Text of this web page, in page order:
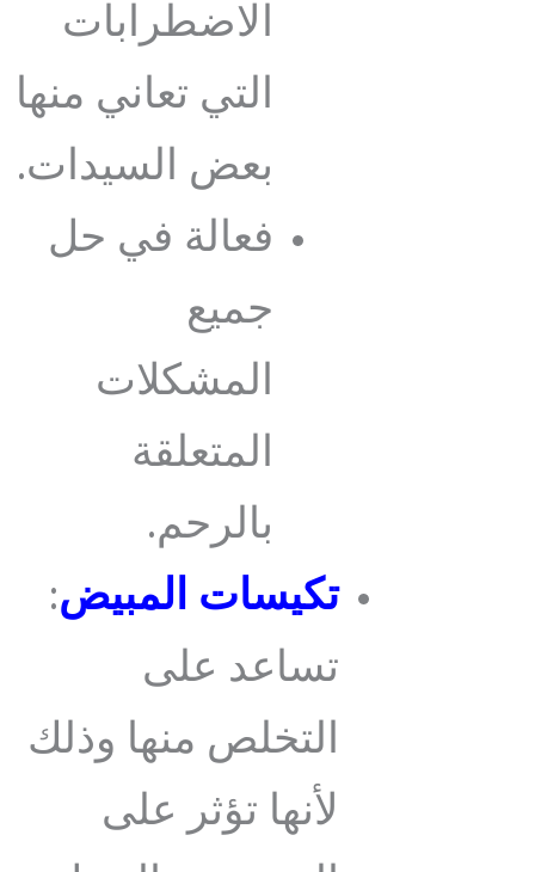
الاضطرابات
التي تعاني منها
بعض السيدات.
فعالة في حل
جميع
المشكلات
المتعلقة
بالرحم.
تكيسات المبيض:
تساعد على
التخلص منها وذلك
لأنها تؤثر على